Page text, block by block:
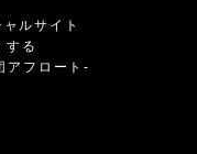
ルサイト
する
アフロート-